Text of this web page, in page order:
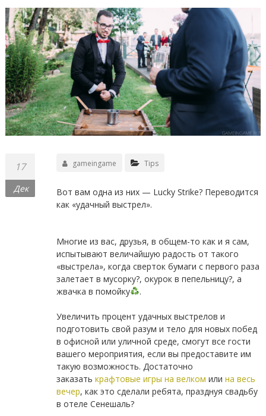
17
Дек
gameingame Tips
Вот вам одна из них — Lucky Strike? Переводится
как «удачный выстрел».
Многие из вас, друзья, в общем-то как и я сам,
испытывают величайшую радость от такого
«выстрела», когда сверток бумаги с первого раза
залетает в мусорку?, окурок в пепельницу?, а
жвачка в помойку
.
Увеличить процент удачных выстрелов и
подготовить свой разум и тело для новых побед
в офисной или уличной среде, смогут все гости
вашего мероприятия, если вы предоставите им
такую возможность. Достаточно
заказать крафтовые игры на велком или на весь
вечер, как это сделали ребята, празднуя свадьбу
в отеле Сенешаль?